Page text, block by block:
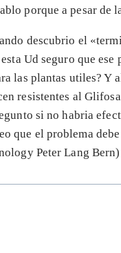
porque a pesar de
descubrio el
Ud seguro que
las plantas utiles?
resistentes al
si no habria
que el problema
Peter Lang Bern)